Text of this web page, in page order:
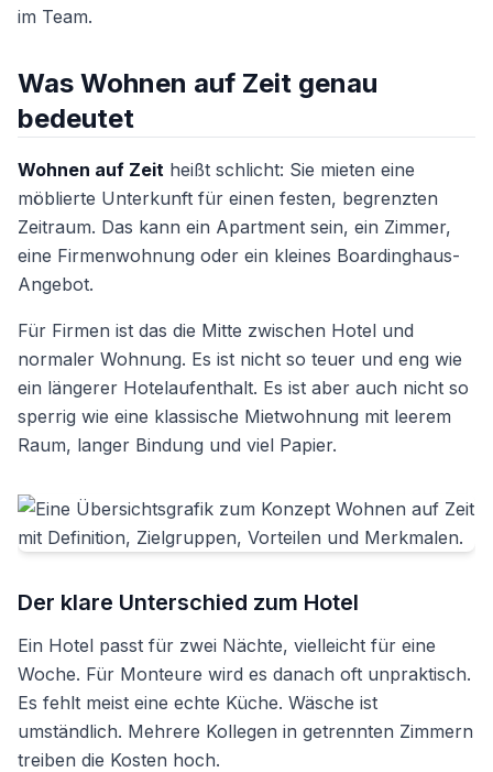
im Team.
Was Wohnen auf Zeit genau
bedeutet
Wohnen auf Zeit heißt schlicht: Sie mieten eine
möblierte Unterkunft für einen festen, begrenzten
Zeitraum. Das kann ein Apartment sein, ein Zimmer,
eine Firmenwohnung oder ein kleines Boardinghaus-
Angebot.
Für Firmen ist das die Mitte zwischen Hotel und
normaler Wohnung. Es ist nicht so teuer und eng wie
ein längerer Hotelaufenthalt. Es ist aber auch nicht so
sperrig wie eine klassische Mietwohnung mit leerem
Raum, langer Bindung und viel Papier.
Der klare Unterschied zum Hotel
Ein Hotel passt für zwei Nächte, vielleicht für eine
Woche. Für Monteure wird es danach oft unpraktisch.
Es fehlt meist eine echte Küche. Wäsche ist
umständlich. Mehrere Kollegen in getrennten Zimmern
treiben die Kosten hoch.